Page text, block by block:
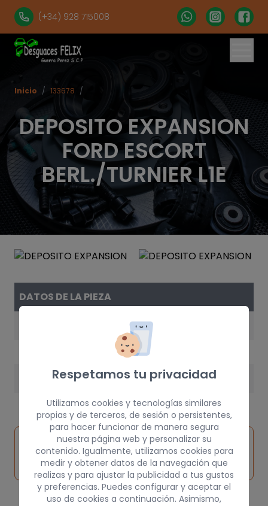
(+34) 928 715008
DEPOSITO EXPANSION
FORD ESCORT
BERL./TURNIER L1E
Inicio / 133678 /
DATOS DE LA PIEZA
Inspeccionar
vehículo de
origen
Solicitar
pieza
Consultar
por
Respetamos tu privacidad
Utilizamos cookies y tecnologías similares
propias y de terceros, de sesión o persistentes,
para hacer funcionar de manera segura
nuestra página web y personalizar su
contenido. Igualmente, utilizamos cookies para
medir y obtener datos de la navegación que
realizas y para ajustar la publicidad a tus gustos
y preferencias. Puedes configurar y aceptar el
uso de cookies a continuación. Asimismo,